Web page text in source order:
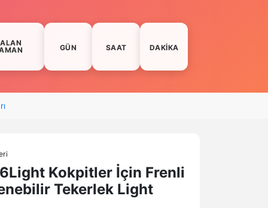
GÜN SAAT DAKIKA
Kokpitler İçin Frenli
Tekerlek Light